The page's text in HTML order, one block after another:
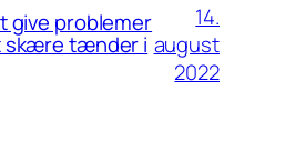
give problemer
skære tænder i
14.
august
2022